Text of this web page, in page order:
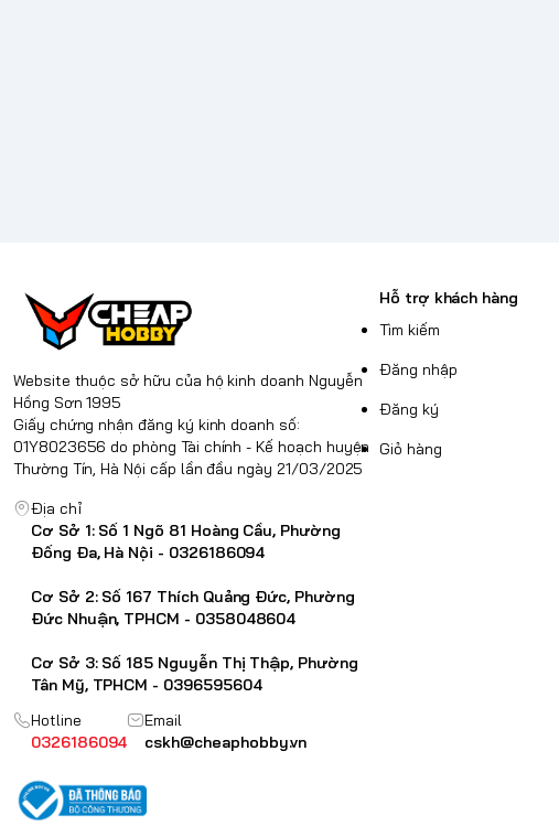
Website thuộc sở hữu của hộ kinh doanh Nguyễn
Hồng Sơn 1995
Giấy chứng nhận đăng ký kinh doanh số:
01Y8023656 do phòng Tài chính - Kế hoạch huyện
Thường Tín, Hà Nội cấp lần đầu ngày 21/03/2025
Địa chỉ
Cơ Sở 1: Số 1 Ngõ 81 Hoàng Cầu, Phường
Đống Đa, Hà Nội - 0326186094
Cơ Sở 2: Số 167 Thích Quảng Đức, Phường
Đức Nhuận, TPHCM - 0358048604
Cơ Sở 3: Số 185 Nguyễn Thị Thập, Phường
Tân Mỹ, TPHCM - 0396595604
Hotline
0326186094
Email
cskh@cheaphobby.vn
Hỗ trợ khách hàng
Tìm kiếm
Đăng nhập
Đăng ký
Giỏ hàng